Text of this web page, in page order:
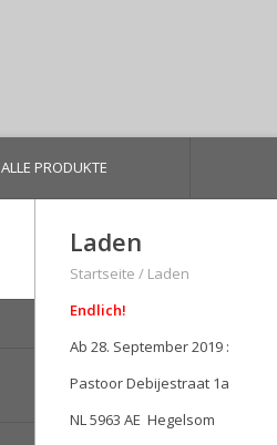
ALLE PRODUKTE
Laden
Startseite / Laden
Endlich!
Ab 28. September 2019 :
Pastoor Debijestraat 1a
NL 5963 AE Hegelsom